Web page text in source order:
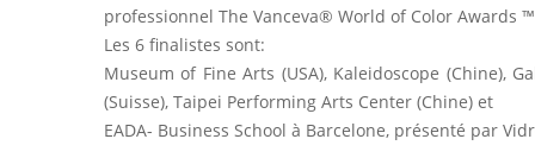
professionnel The Vanceva® World of Color Awards
Les 6 finalistes sont:
Museum of Fine Arts (USA), Kaleidoscope (Chine),
(Suisse), Taipei Performing Arts Center (Chine) et
EADA- Business School à Barcelone, présenté par